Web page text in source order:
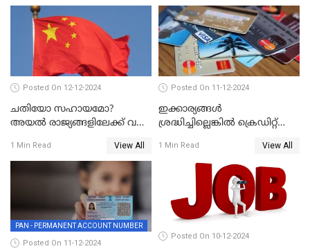
Posted On 12-12-2024
ചതിയോ സഹായമോ?
അയൽ രാജ്യങ്ങളിലേക്ക് വൻ
ചൈന
1 Min Read View All
Posted On 11-12-2024
ഇക്കാര്യങ്ങൾ
ശ്രദ്ധിച്ചില്ലെങ്കിൽ ക്രെഡിറ്റ്
1 Min Read View All
PAN - PERMANENT ACCOUNT NUMBER
Posted On 11-12-2024
Posted On 10-12-2024